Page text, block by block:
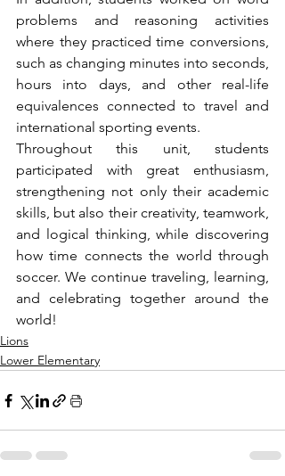
problems and reasoning activities
where they practiced time conversions,
such as changing minutes into seconds,
hours into days, and other real-life
equivalences connected to travel and
international sporting events.
Throughout this unit, students
participated with great enthusiasm,
strengthening not only their academic
skills, but also their creativity, teamwork,
and logical thinking, while discovering
how time connects the world through
soccer. We continue traveling, learning,
and celebrating together around the
world!
Lions
Lower Elementary